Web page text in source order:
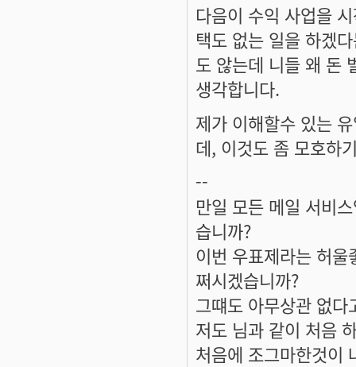
다음이 수익 사업을
택도 없는 일을 하겠
도 않는데 니들 왜 돈
생각합니다.
제가 이해할수 있는
데, 이것도 좀 모호하
--
만일 모든 메일 서비
습니까?
이번 우표제라는 허
쩌시겠습니까?
그떄도 아무상관 없
저도 님과 같이 처음
처음에 조그마한것이